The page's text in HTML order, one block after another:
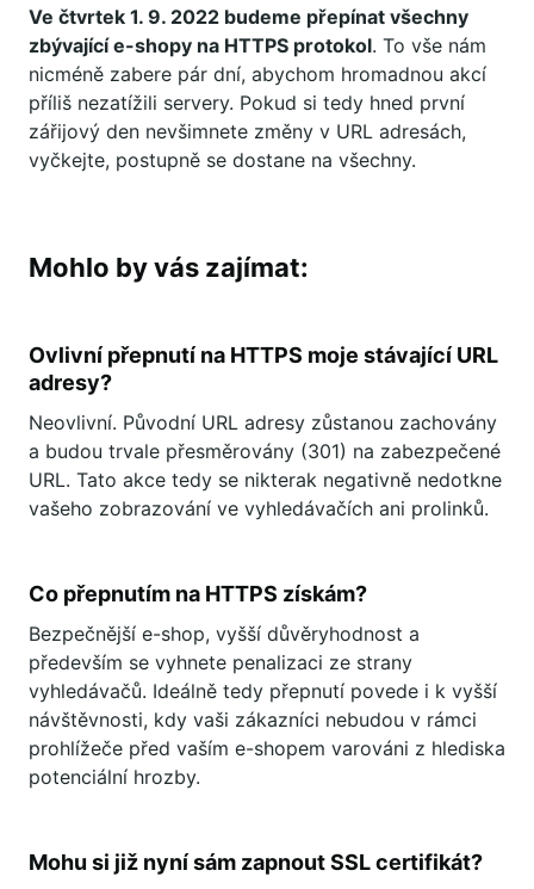
Ve čtvrtek 1. 9. 2022 budeme přepínat všechny
zbývající e-shopy na HTTPS protokol. To vše nám
nicméně zabere pár dní, abychom hromadnou akcí
příliš nezatížili servery. Pokud si tedy hned první
zářijový den nevšimnete změny v URL adresách,
vyčkejte, postupně se dostane na všechny.
Mohlo by vás zajímat:
Ovlivní přepnutí na HTTPS moje stávající URL
adresy?
Neovlivní. Původní URL adresy zůstanou zachovány
a budou trvale přesměrovány (301) na zabezpečené
URL. Tato akce tedy se nikterak negativně nedotkne
vašeho zobrazování ve vyhledávačích ani prolinků.
Co přepnutím na HTTPS získám?
Bezpečnější e-shop, vyšší důvěryhodnost a
především se vyhnete penalizaci ze strany
vyhledávačů. Ideálně tedy přepnutí povede i k vyšší
návštěvnosti, kdy vaši zákazníci nebudou v rámci
prohlížeče před vaším e-shopem varováni z hlediska
potenciální hrozby.
Mohu si již nyní sám zapnout SSL certifikát?